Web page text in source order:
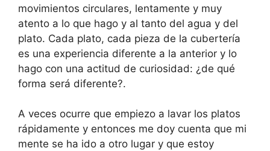
movimientos circulares, lentamente y muy
atento a lo que hago y al tanto del agua y del
plato. Cada plato, cada pieza de la cubertería
es una experiencia diferente a la anterior y lo
hago con una actitud de curiosidad: ¿de qué
forma será diferente?.
A veces ocurre que empiezo a lavar los platos
rápidamente y entonces me doy cuenta que mi
mente se ha ido a otro lugar y que estoy